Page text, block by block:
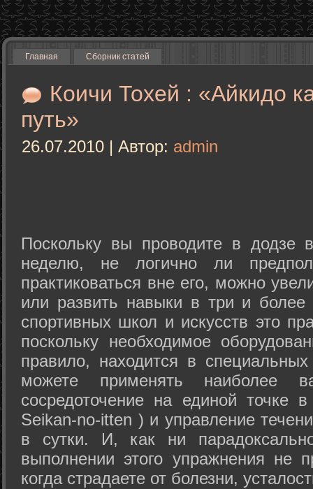
Главная Сборник статей
Коичи Тохей : «Айкидо
путь»
26.07.2010 | Автор: admin
Поскольку вы проводите в додзе
неделю, не логично ли
практиковаться вне его, можно
или развить навыки в три и
спортивных школ и искусств это
поскольку необходимое
правило, находится в
можете применять наиболее
сосредоточение на единой точке
Seikan-­no-­itten ) и управление
в сутки. И, как ни
выполнении этого упражнения не
когда страдаете от болезни,